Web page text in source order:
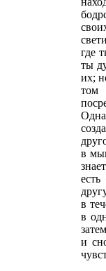
где
ты
их;
в
в
в
и